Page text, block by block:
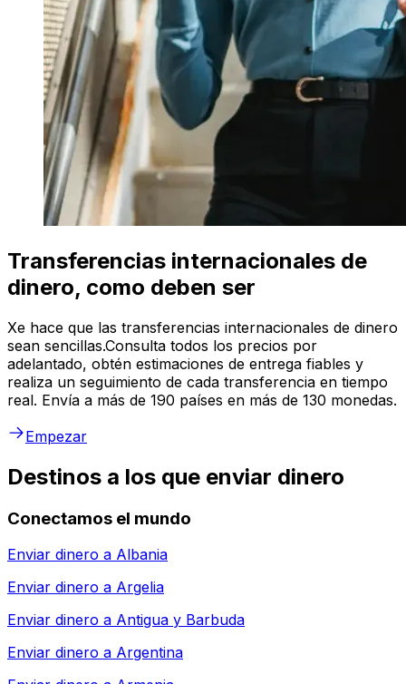
Transferencias internacionales de
dinero, como deben ser
Xe hace que las transferencias internacionales de dinero
sean sencillas.Consulta todos los precios por
adelantado, obtén estimaciones de entrega fiables y
realiza un seguimiento de cada transferencia en tiempo
real. Envía a más de 190 países en más de 130 monedas.
Empezar
Destinos a los que enviar dinero
Conectamos el mundo
Enviar dinero a Albania
Enviar dinero a Argelia
Enviar dinero a Antigua y Barbuda
Enviar dinero a Argentina